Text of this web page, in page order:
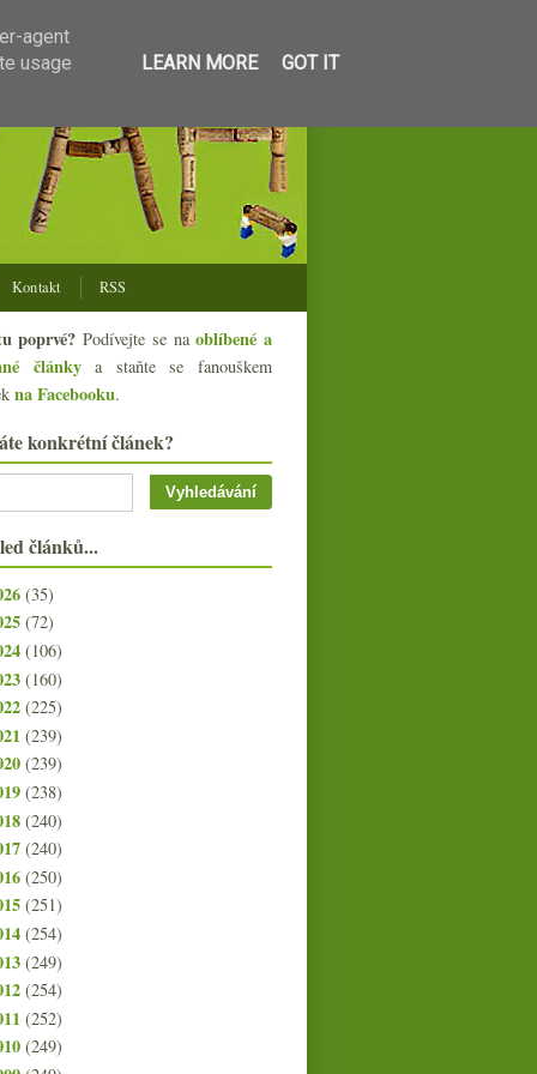
Kontakt RSS
poprvé? Podívejte se naoblíbené a
článkya staňte se fanouškem
na Facebooku.
konkrétní článek?
článků...
(35)
(72)
(106)
(160)
(225)
(239)
(239)
(238)
(240)
(240)
(250)
(251)
(254)
(249)
(254)
(252)
(249)
agent
usage
LEARN MORE GOT IT